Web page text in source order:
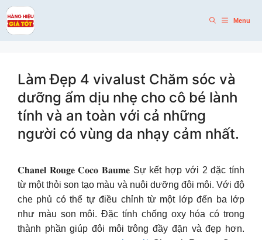
Skip
to
content
Menu
Làm Đẹp 4 vivalust Chăm sóc và
dưỡng ẩm dịu nhẹ cho cô bé lành
tính và an toàn với cả những
người có vùng da nhạy cảm nhất.
𝐂𝐡𝐚𝐧𝐞𝐥 𝐑𝐨𝐮𝐠𝐞 𝐂𝐨𝐜𝐨 𝐁𝐚𝐮𝐦𝐞 Sự kết hợp với 2 đặc tính
từ một thỏi son tạo màu và nuôi dưỡng đôi môi. Với độ
che phủ có thể tự điều chỉnh từ một lớp đến ba lớp
như màu son môi. Đặc tính chống oxy hóa có trong
thành phần giúp đôi môi trông đầy đặn và đẹp hơn.